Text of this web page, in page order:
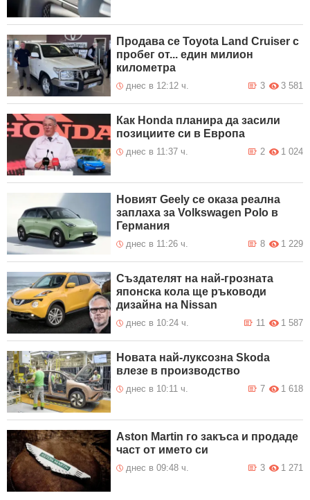
Продава се Toyota Land Cruiser с
пробег от... един милион
километра
днес в 12:12 ч. 3 581
3
Как Honda планира да засили
позициите си в Европа
днес в 11:37 ч. 1 024
2
Новият Geely се оказа реална
заплаха за Volkswagen Polo в
Германия
днес в 11:26 ч. 1 229
8
Създателят на най-грозната
японска кола ще ръководи
дизайна на Nissan
днес в 10:24 ч. 1 587
11
Новата най-луксозна Skoda
влезе в производство
днес в 10:11 ч. 1 618
7
Aston Martin го закъса и продаде
част от името си
днес в 09:48 ч. 1 271
3